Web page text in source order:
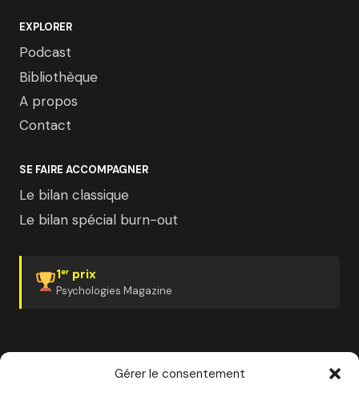
Gérer le consentement
EXPLORER
Podcast
Bibliothèque
A propos
Contact
SE FAIRE ACCOMPAGNER
Le bilan classique
Le bilan spécial burn-out
1er prix
Psychologies Magazine